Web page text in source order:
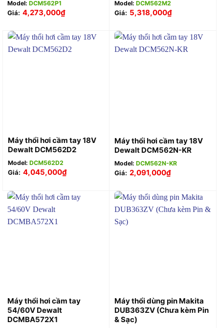
Model: DCM562P1
Giá: 4,273,000₫
Model: DCM562M2
Giá: 5,318,000₫
Máy thổi hơi cầm tay 18V
Dewalt DCM562D2
Model: DCM562D2
Giá: 4,045,000₫
Máy thổi hơi cầm tay 18V
Dewalt DCM562N-KR
Model: DCM562N-KR
Giá: 2,091,000₫
Máy thổi hơi cầm tay
54/60V Dewalt
DCMBA572X1
Máy thổi dùng pin Makita
DUB363ZV (Chưa kèm Pin
& Sạc)